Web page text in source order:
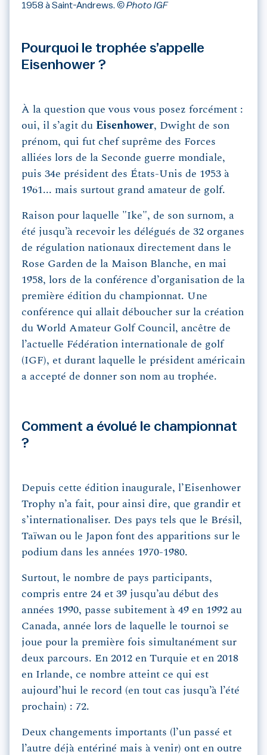
1958 à Saint-Andrews. © Photo IGF
Pourquoi le trophée s’appelle
Eisenhower ?
À la question que vous vous posez forcément :
oui, il s’agit du Eisenhower, Dwight de son
prénom, qui fut chef suprême des Forces
alliées lors de la Seconde guerre mondiale,
puis 34e président des États-Unis de 1953 à
1961... mais surtout grand amateur de golf.
Raison pour laquelle "Ike", de son surnom, a
été jusqu’à recevoir les délégués de 32 organes
de régulation nationaux directement dans le
Rose Garden de la Maison Blanche, en mai
1958, lors de la conférence d’organisation de la
première édition du championnat. Une
conférence qui allait déboucher sur la création
du World Amateur Golf Council, ancêtre de
l’actuelle Fédération internationale de golf
(IGF), et durant laquelle le président américain
a accepté de donner son nom au trophée.
Comment a évolué le championnat
?
Depuis cette édition inaugurale, l’Eisenhower
Trophy n’a fait, pour ainsi dire, que grandir et
s’internationaliser. Des pays tels que le Brésil,
Taïwan ou le Japon font des apparitions sur le
podium dans les années 1970-1980.
Surtout, le nombre de pays participants,
compris entre 24 et 39 jusqu’au début des
années 1990, passe subitement à 49 en 1992 au
Canada, année lors de laquelle le tournoi se
joue pour la première fois simultanément sur
deux parcours. En 2012 en Turquie et en 2018
en Irlande, ce nombre atteint ce qui est
aujourd’hui le record (en tout cas jusqu’à l’été
prochain) : 72.
Deux changements importants (l’un passé et
l’autre déjà entériné mais à venir) ont en outre